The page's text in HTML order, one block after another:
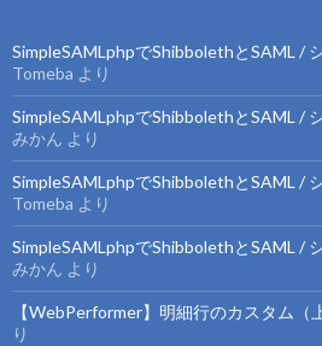
SimpleSAMLphpでShibbolethとSAML /
Tomeba より
SimpleSAMLphpでShibbolethとSAML /
みかん より
SimpleSAMLphpでShibbolethとSAML /
Tomeba より
SimpleSAMLphpでShibbolethとSAML /
みかん より
【WebPerformer】明細行のカスタム（
り